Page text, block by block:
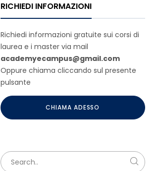
RICHIEDI INFORMAZIONI
Richiedi informazioni gratuite sui corsi di
laurea e i master via mail
academyecampus@gmail.com
Oppure chiama cliccando sul presente
pulsante
CHIAMA ADESSO